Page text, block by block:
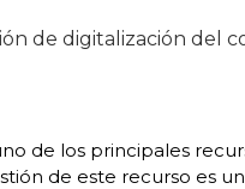
de los principales
de este recurso es